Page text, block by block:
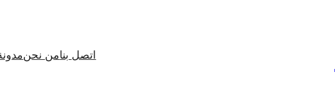
اتصل بنامن نحن